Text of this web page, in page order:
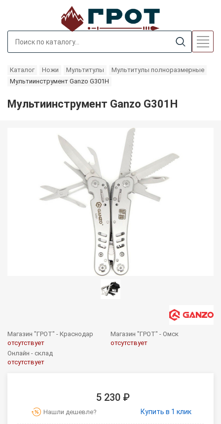
Каталог Ножи Мультитулы
Мультитулы полноразмерные
Мультиинструмент Ganzo G301H
Мультиинструмент Ganzo G301H
Магазин "ГРОТ" - Краснодар
отсутствует
Магазин "ГРОТ" - Омск
отсутствует
Онлайн - склад
отсутствует
5 230 ₽
Нашли дешевле? Купить в 1 клик